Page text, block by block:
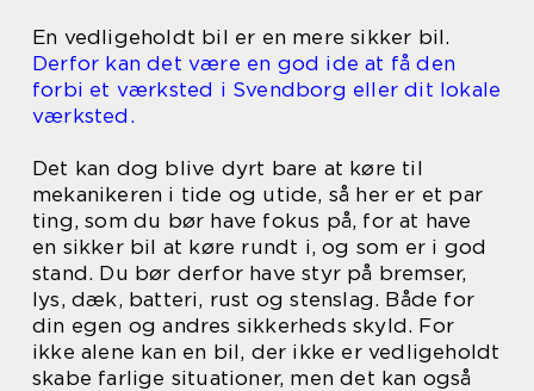
En vedligeholdt bil er en mere sikker bil.
Derfor kan det være en god ide at få den
forbi et værksted i Svendborg eller dit lokale
værksted.
Det kan dog blive dyrt bare at køre til
mekanikeren i tide og utide, så her er et par
ting, som du bør have fokus på, for at have
en sikker bil at køre rundt i, og som er i god
stand. Du bør derfor have styr på bremser,
lys, dæk, batteri, rust og stenslag. Både for
din egen og andres sikkerheds skyld. For
ikke alene kan en bil, der ikke er vedligeholdt
skabe farlige situationer, men det kan også